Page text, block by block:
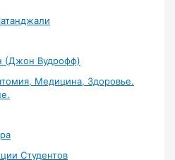
(Джон Вудрофф)
Медицина, Здоровье.
Студентов